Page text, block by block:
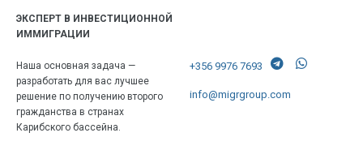
ЭКСПЕРТ В ИНВЕСТИЦИОННОЙ
ИММИГРАЦИИ
Наша основная задача —
разработать для вас лучшее
решение по получению второго
гражданства в странах
Карибского бассейна.
+356 9976 7693
info@migrgroup.com